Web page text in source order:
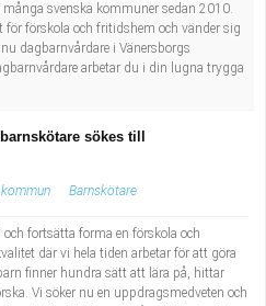
o specialavd. o mottagning
svenska kommuner sedan 2010.
för förskola och fritidshem och vänder sig
dagbarnvårdare i Vänersborgs
arbetar du i din lugna trygga
sökes till
Barnskötare
fortsätta forma en förskola och
där vi hela tiden arbetar för att göra
finner hundra sätt att lära på, hittar
Vi söker nu en uppdragsmedveten och